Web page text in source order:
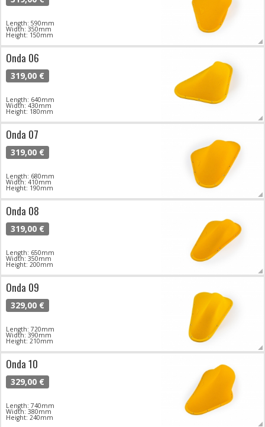
Length: 590mm
Width: 350mm
Height: 150mm
Onda 06
319,00 €
Length: 640mm
Width: 430mm
Height: 180mm
Onda 07
319,00 €
Length: 680mm
Width: 410mm
Height: 190mm
Onda 08
319,00 €
Length: 650mm
Width: 350mm
Height: 200mm
Onda 09
329,00 €
Length: 720mm
Width: 390mm
Height: 210mm
Onda 10
329,00 €
Length: 740mm
Width: 380mm
Height: 240mm